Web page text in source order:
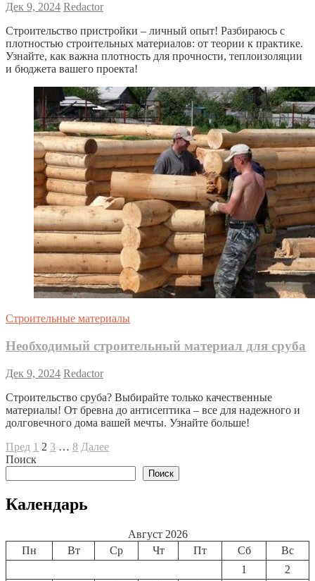
Дек 9, 2024 Redactor
Строительство пристройки – личный опыт! Разбираюсь с
плотностью строительных материалов: от теории к практике.
Узнайте, как важна плотность для прочности, теплоизоляции
и бюджета вашего проекта!
Строительные материалы
Необходимый строительный материал для сруба
Дек 9, 2024 Redactor
Строительство сруба? Выбирайте только качественные
материалы! От бревна до антисептика – все для надежного и
долговечного дома вашей мечты. Узнайте больше!
Пагинация
записей
Пред Предыдущая
страница
Страница
1 Страница
2 Страница
3 … Страница
8 ДалееСледующая
Поиск
Поиск
Календарь
Август 2026
Пн
Вт Ср Чт Пт Сб
Вс
1
2